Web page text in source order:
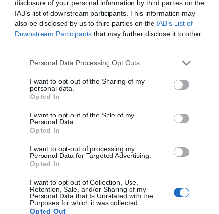
disclosure of your personal information by third parties on the
IAB’s list of downstream participants. This information may
also be disclosed by us to third parties on the IAB’s List of
Downstream Participants that may further disclose it to other
Personal Data Processing Opt Outs
I want to opt-out of the Sharing of my
personal data.
Opted In
I want to opt-out of the Sale of my
Personal Data.
Opted In
I want to opt-out of processing my
Personal Data for Targeted Advertising.
Opted In
I want to opt-out of Collection, Use,
Retention, Sale, and/or Sharing of my
Personal Data that Is Unrelated with the
Purposes for which it was collected.
Opted Out
És possible que els teus pares estiguin en un procés de transició
entenent totes les coses que estan canviant en el teu dia a dia, jo
t’animaria a entendre exactament com s’estan sentint. Què els
preocupa que passi exactament?
teu voltant que et puguin donar suport. Pel que expliques tendeixes
a “ser la forta” i a vegades necessitem expressar-nos i que ens
puguin acompanyar en moments complicats emocionalment.
Espero que aviat puguis sentir que et recolzen i que pots gaudir del
Una abraçada molt forta!